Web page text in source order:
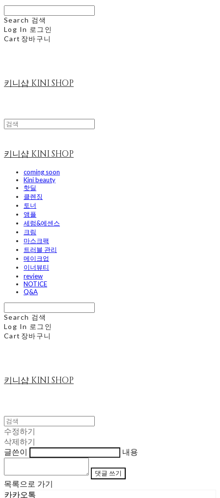
Search 검색
Log In 로그인
Cart 장바구니
키니샵 KINI SHOP
키니샵 KINI SHOP
coming soon
Kini beauty
핫딜
클렌징
토너
앰플
세럼&에센스
크림
마스크팩
트러블 관리
메이크업
이너뷰티
review
NOTICE
Q&A
Search 검색
Log In 로그인
Cart 장바구니
키니샵 KINI SHOP
수정하기
삭제하기
글쓴이
내용
댓글 쓰기
목록으로 가기
카카오톡